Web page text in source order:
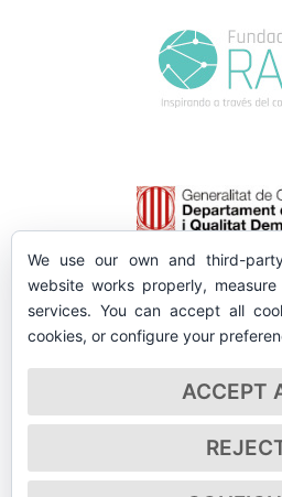
We use our own and third-
website works properly,
services. You can accept all
cookies, or configure your
ACCEPT